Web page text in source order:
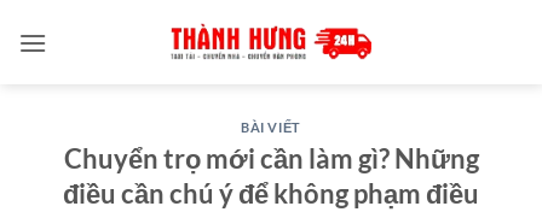
qua
BÀI VIẾT
Chuyển trọ mới cần làm gì? Những
điều cần chú ý để không phạm điều